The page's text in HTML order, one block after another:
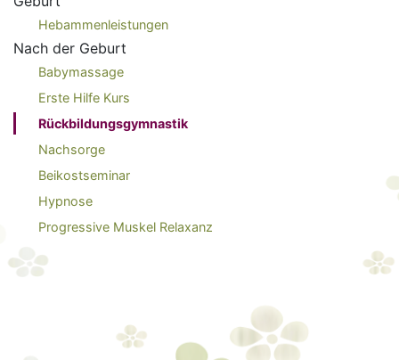
Hebammenleistungen
Nach der Geburt
Babymassage
Erste Hilfe Kurs
Rückbildungsgymnastik
Nachsorge
Beikostseminar
Hypnose
Progressive Muskel Relaxanz